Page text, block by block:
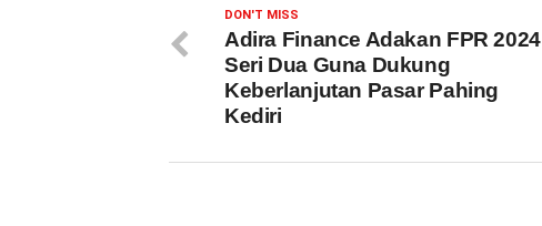
DON'T MISS
Adira Finance Adakan FPR 2024
Seri Dua Guna Dukung
Keberlanjutan Pasar Pahing
Kediri